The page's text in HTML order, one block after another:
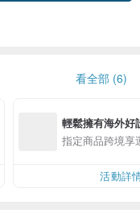
看全部 (6)
輕鬆擁有海外好
指定商品跨境享
活動詳